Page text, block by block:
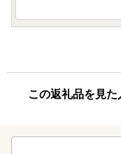
この返礼品を見